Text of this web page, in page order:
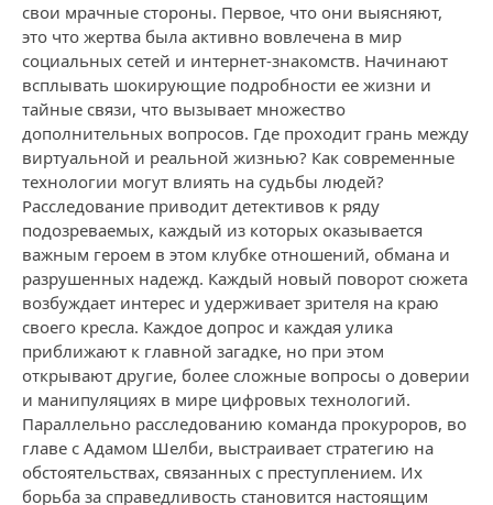
свои мрачные стороны. Первое, что они выясняют,
это что жертва была активно вовлечена в мир
социальных сетей и интернет-знакомств. Начинают
всплывать шокирующие подробности ее жизни и
тайные связи, что вызывает множество
дополнительных вопросов. Где проходит грань между
виртуальной и реальной жизнью? Как современные
технологии могут влиять на судьбы людей?
Расследование приводит детективов к ряду
подозреваемых, каждый из которых оказывается
важным героем в этом клубке отношений, обмана и
разрушенных надежд. Каждый новый поворот сюжета
возбуждает интерес и удерживает зрителя на краю
своего кресла. Каждое допрос и каждая улика
приближают к главной загадке, но при этом
открывают другие, более сложные вопросы о доверии
и манипуляциях в мире цифровых технологий.
Параллельно расследованию команда прокуроров, во
главе с Адамом Шелби, выстраивает стратегию на
обстоятельствах, связанных с преступлением. Их
борьба за справедливость становится настоящим